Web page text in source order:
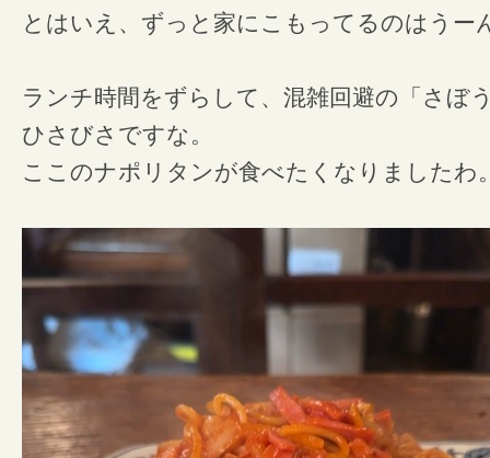
とはいえ、ずっと家にこもってるのはうー
ランチ時間をずらして、混雑回避の「さぼ
ひさびさですな。
ここのナポリタンが食べたくなりましたわ